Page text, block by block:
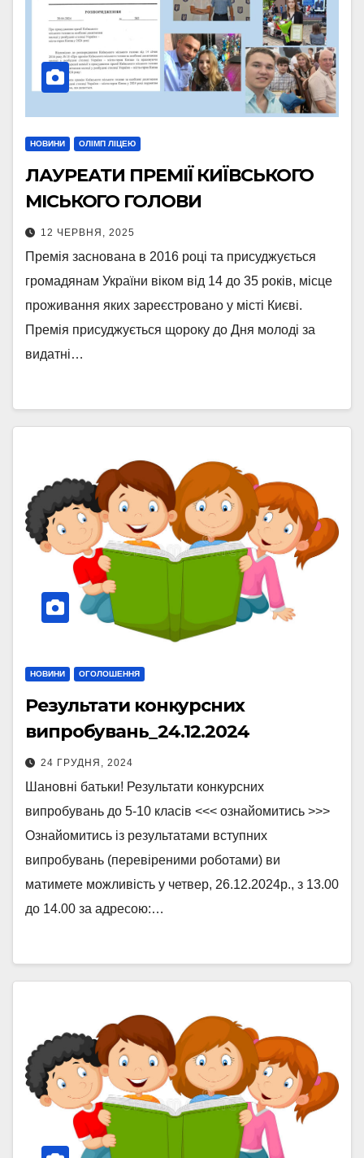
НОВИНИ ОЛІМП ЛІЦЕЮ
ЛАУРЕАТИ ПРЕМІЇ КИЇВСЬКОГО
МІСЬКОГО ГОЛОВИ
12 ЧЕРВНЯ, 2025
Премія заснована в 2016 році та присуджується
громадянам України віком від 14 до 35 років, місце
проживання яких зареєстровано у місті Києві.
Премія присуджується щороку до Дня молоді за
видатні…
НОВИНИ ОГОЛОШЕННЯ
Результати конкурсних
випробувань_24.12.2024
24 ГРУДНЯ, 2024
Шановні батьки! Результати конкурсних
випробувань до 5-10 класів <<< ознайомитись >>>
Ознайомитись із результатами вступних
випробувань (перевіреними роботами) ви
матимете можливість у четвер, 26.12.2024р., з 13.00
до 14.00 за адресою:…